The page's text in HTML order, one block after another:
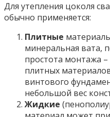
Для утепления цоколя
обычно применяется:
Плитные
минеральная вата,
простота монтажа
плитных
винтового
небольшой вес
Жидкие